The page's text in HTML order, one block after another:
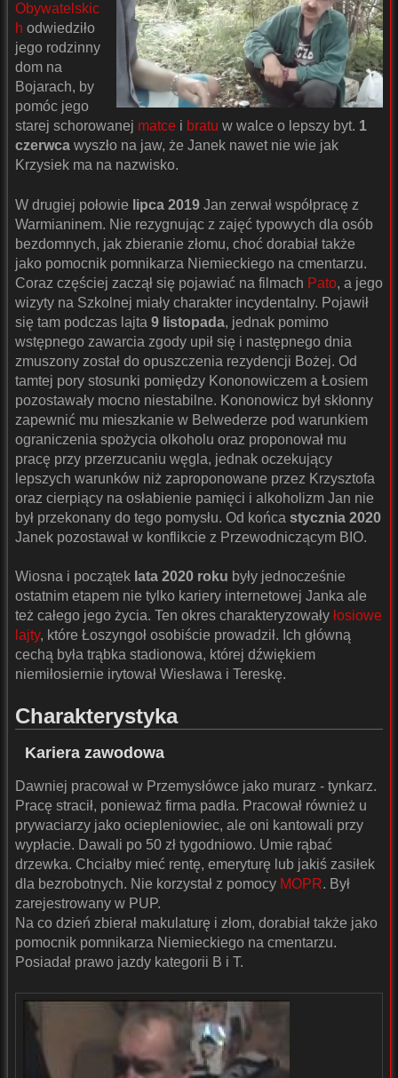
Obywatelskic
h odwiedziło
jego rodzinny
dom na
Bojarach, by
pomóc jego
starej schorowanej matce i bratu w walce o lepszy byt. 1
czerwca wyszło na jaw, że Janek nawet nie wie jak
Krzysiek ma na nazwisko.
W drugiej połowie lipca 2019 Jan zerwał współpracę z
Warmianinem. Nie rezygnując z zajęć typowych dla osób
bezdomnych, jak zbieranie złomu, choć dorabiał także
jako pomocnik pomnikarza Niemieckiego na cmentarzu.
Coraz częściej zaczął się pojawiać na filmach Pato, a jego
wizyty na Szkolnej miały charakter incydentalny. Pojawił
się tam podczas lajta 9 listopada, jednak pomimo
wstępnego zawarcia zgody upił się i następnego dnia
zmuszony został do opuszczenia rezydencji Bożej. Od
tamtej pory stosunki pomiędzy Kononowiczem a Łosiem
pozostawały mocno niestabilne. Kononowicz był skłonny
zapewnić mu mieszkanie w Belwederze pod warunkiem
ograniczenia spożycia olkoholu oraz proponował mu
pracę przy przerzucaniu węgla, jednak oczekujący
lepszych warunków niż zaproponowane przez Krzysztofa
oraz cierpiący na osłabienie pamięci i alkoholizm Jan nie
był przekonany do tego pomysłu. Od końca stycznia 2020
Janek pozostawał w konflikcie z Przewodniczącym BIO.
Wiosna i początek lata 2020 roku były jednocześnie
ostatnim etapem nie tylko kariery internetowej Janka ale
też całego jego życia. Ten okres charakteryzowały łosiowe
lajty, które Łoszyngoł osobiście prowadził. Ich główną
cechą była trąbka stadionowa, której dźwiękiem
niemiłosiernie irytował Wiesława i Tereskę.
Charakterystyka
Kariera zawodowa
Dawniej pracował w Przemysłówce jako murarz - tynkarz.
Pracę stracił, ponieważ firma padła. Pracował również u
prywaciarzy jako ociepleniowiec, ale oni kantowali przy
wypłacie. Dawali po 50 zł tygodniowo. Umie rąbać
drzewka. Chciałby mieć rentę, emeryturę lub jakiś zasiłek
dla bezrobotnych. Nie korzystał z pomocy MOPR. Był
zarejestrowany w PUP.
Na co dzień zbierał makulaturę i złom, dorabiał także jako
pomocnik pomnikarza Niemieckiego na cmentarzu.
Posiadał prawo jazdy kategorii B i T.